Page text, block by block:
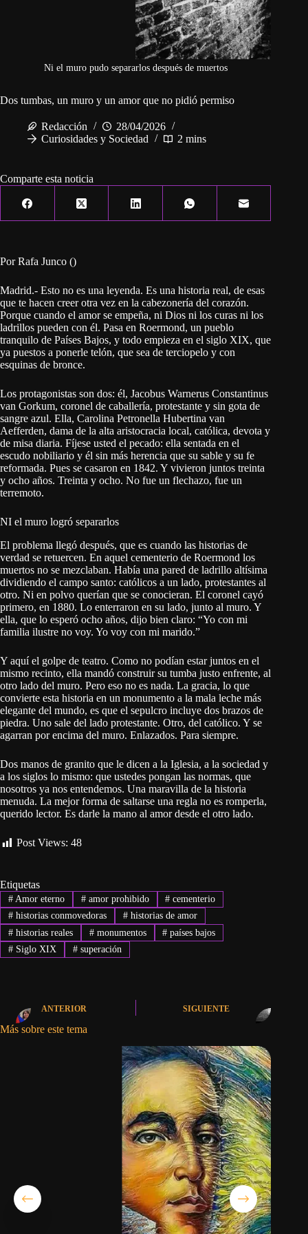
Ni el muro pudo separarlos después de muertos
Dos tumbas, un muro y un amor que no pidió permiso
Redacción
28/04/2026
Curiosidades y Sociedad
2 mins
Comparte esta noticia
Por Rafa Junco ()
Madrid.- Esto no es una leyenda. Es una historia real, de esas
que te hacen creer otra vez en la cabezonería del corazón.
Porque cuando el amor se empeña, ni Dios ni los curas ni los
ladrillos pueden con él. Pasa en Roermond, un pueblo
tranquilo de Países Bajos, y todo empieza en el siglo XIX, que
ya puestos a ponerle telón, que sea de terciopelo y con
esquinas de bronce.
Los protagonistas son dos: él, Jacobus Warnerus Constantinus
van Gorkum, coronel de caballería, protestante y sin gota de
sangre azul. Ella, Carolina Petronella Hubertina van
Aefferden, dama de la alta aristocracia local, católica, devota y
de misa diaria. Fíjese usted el pecado: ella sentada en el
escudo nobiliario y él sin más herencia que su sable y su fe
reformada. Pues se casaron en 1842. Y vivieron juntos treinta
y ocho años. Treinta y ocho. No fue un flechazo, fue un
terremoto.
NI el muro logró separarlos
El problema llegó después, que es cuando las historias de
verdad se retuercen. En aquel cementerio de Roermond los
muertos no se mezclaban. Había una pared de ladrillo altísima
dividiendo el campo santo: católicos a un lado, protestantes al
otro. Ni en polvo querían que se conocieran. El coronel cayó
primero, en 1880. Lo enterraron en su lado, junto al muro. Y
ella, que lo esperó ocho años, dijo bien claro: “Yo con mi
familia ilustre no voy. Yo voy con mi marido.”
Y aquí el golpe de teatro. Como no podían estar juntos en el
mismo recinto, ella mandó construir su tumba justo enfrente, al
otro lado del muro. Pero eso no es nada. La gracia, lo que
convierte esta historia en un monumento a la mala leche más
elegante del mundo, es que el sepulcro incluye dos brazos de
piedra. Uno sale del lado protestante. Otro, del católico. Y se
agarran por encima del muro. Enlazados. Para siempre.
Dos manos de granito que le dicen a la Iglesia, a la sociedad y
a los siglos lo mismo: que ustedes pongan las normas, que
nosotros ya nos entendemos. Una maravilla de la historia
menuda. La mejor forma de saltarse una regla no es romperla,
querido lector. Es darle la mano al amor desde el otro lado.
Post Views: 48
Etiquetas
#Amor eterno #amor prohibido # cementerio
#historias conmovedoras #historias de amor
#historias reales #monumentos # países bajos
#Siglo XIX #superación
ANTERIOR SIGUIENTE
Más sobre este tema